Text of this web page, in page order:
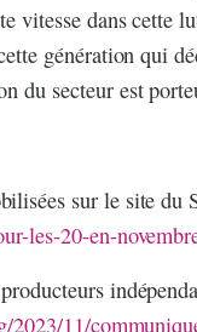
vitesse dans cette
génération qui
du secteur est
sur le site
les-20-en-
2023/11/